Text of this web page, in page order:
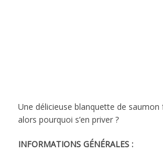
Une délicieuse blanquette de saumon
alors pourquoi s’en priver ?
INFORMATIONS GÉNÉRALES :